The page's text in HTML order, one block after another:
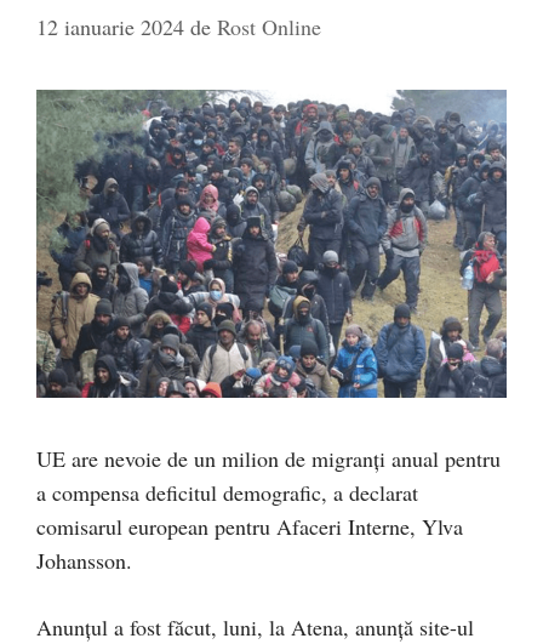
12 ianuarie 2024 de Rost Online
UE are nevoie de un milion de migranți anual pentru
a compensa deficitul demografic, a declarat
comisarul european pentru Afaceri Interne, Ylva
Johansson.
Anunțul a fost făcut, luni, la Atena, anunță site-ul